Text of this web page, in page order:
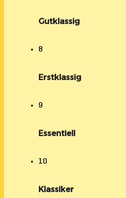
Gutklassig
8
Erstklassig
9
Essentiell
10
Klassiker